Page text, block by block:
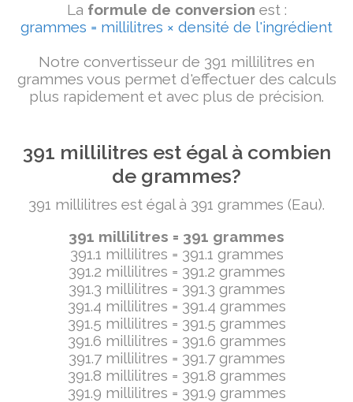
La formule de conversion est :
grammes = millilitres × densité de l'ingrédient
Notre convertisseur de 391 millilitres en
grammes vous permet d'effectuer des calculs
plus rapidement et avec plus de précision.
391 millilitres est égal à combien
de grammes?
391 millilitres est égal à 391 grammes (Eau).
391 millilitres = 391 grammes
391.1 millilitres = 391.1 grammes
391.2 millilitres = 391.2 grammes
391.3 millilitres = 391.3 grammes
391.4 millilitres = 391.4 grammes
391.5 millilitres = 391.5 grammes
391.6 millilitres = 391.6 grammes
391.7 millilitres = 391.7 grammes
391.8 millilitres = 391.8 grammes
391.9 millilitres = 391.9 grammes